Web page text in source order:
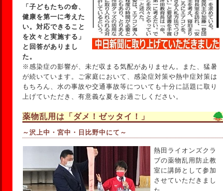
「子どもたちの命、
健康を第一に考えた
い。対応できること
を次々と実施する」
と回答がありまし
た。
※感染症の影響が、未だ収まる気配がありません。また、猛暑
が続いています。ご家庭において、感染症対策や熱中症対策は
もちろん、水の事故や交通事故等についても十分に話題に取り
上げていただき、有意義な夏をお過ごしください。
薬物乱用は「ダメ！ゼッタイ！」
～沢上中・宮中・日比野中にて～
熱田ライオンズクラ
ブの薬物乱用防止教
室に講師として参加
させていただきまし